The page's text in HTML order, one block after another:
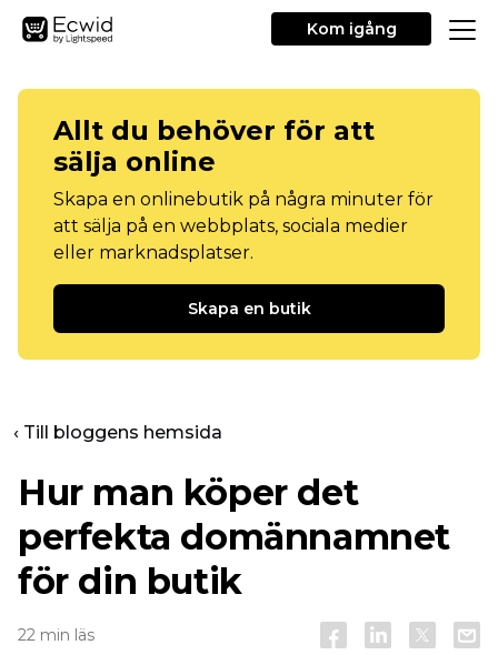
Kom igång
Allt du behöver för att
sälja online
Skapa en onlinebutik på några minuter för
att sälja på en webbplats, sociala medier
eller marknadsplatser.
Skapa en butik
‹ Till bloggens hemsida
Hur man köper det
perfekta domännamnet
för din butik
22 min läs